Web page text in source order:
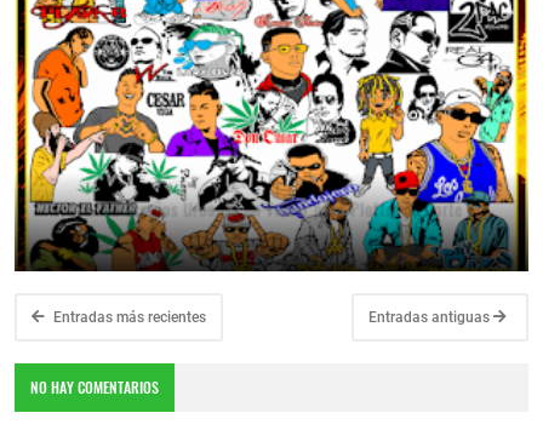
🔥 43 Diseños Urbanos en Vector para Plotter de Corte
June 25, 2026
Entradas más recientes Entradas antiguas
NO HAY COMENTARIOS